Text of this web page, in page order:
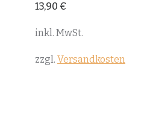
13,90 €
inkl. MwSt.
zzgl. Versandkosten